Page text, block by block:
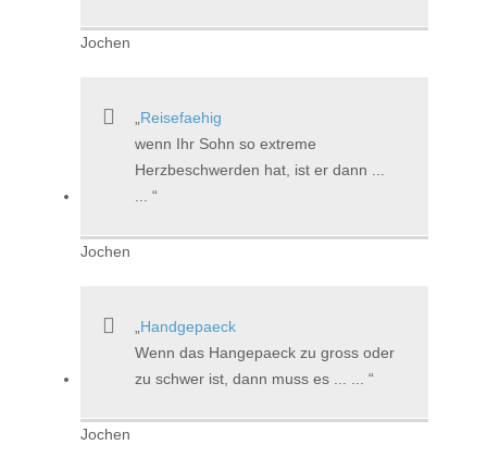
Jochen
Reisefaehig
wenn Ihr Sohn so extreme
Herzbeschwerden hat, ist er dann ...
Jochen
Handgepaeck
Wenn das Hangepaeck zu gross oder
zu schwer ist, dann muss es ... ...
Jochen